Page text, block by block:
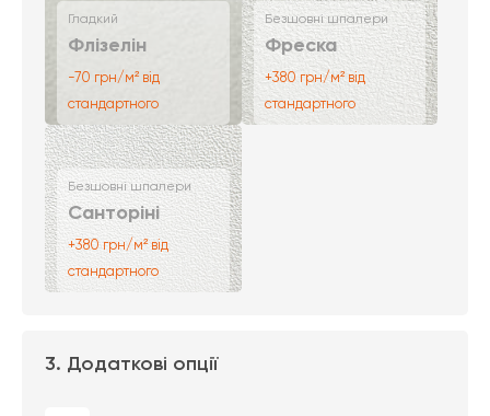
Гладкий
Флізелін
-70 грн/м² від
стандартного
Безшовні шпалери
Фреска
+380 грн/м² від
стандартного
Безшовні шпалери
Санторіні
+380 грн/м² від
стандартного
3. Додаткові опції